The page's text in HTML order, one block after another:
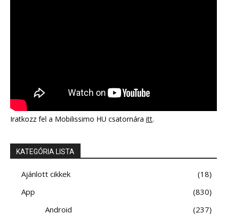
Iratkozz fel a Mobilissimo HU csatornára itt.
KATEGÓRIA LISTA
Ajánlott cikkek
18
App
830
Android
237